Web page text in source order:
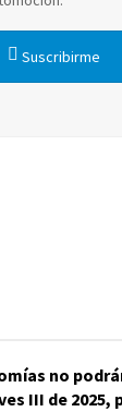
Suscribirme
no
III de 2025,